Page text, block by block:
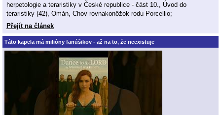
herpetologie a teraristiky v České republice - část 10., Úvod do
teraristiky (42), Omán, Chov rovnakonôžok rodu Porcellio;
Přejít na článek
Táto kapela má milióny fanúšikov - až na to, že neexistuje